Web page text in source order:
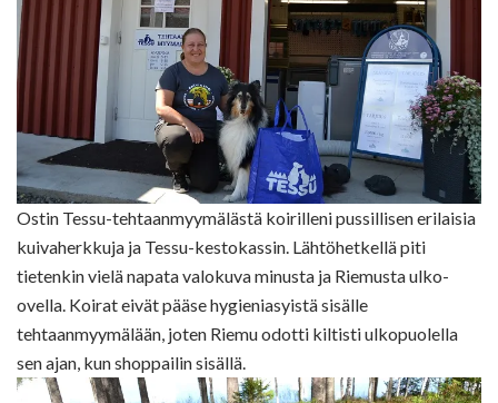
Ostin Tessu-tehtaanmyymälästä koirilleni pussillisen erilaisia
kuivaherkkuja ja Tessu-kestokassin. Lähtöhetkellä piti
tietenkin vielä napata valokuva minusta ja Riemusta ulko-
ovella. Koirat eivät pääse hygieniasyistä sisälle
tehtaanmyymälään, joten Riemu odotti kiltisti ulkopuolella
sen ajan, kun shoppailin sisällä.